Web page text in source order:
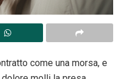
come una morsa, e